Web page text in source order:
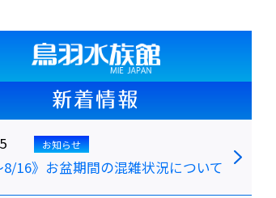
新着情報
お知らせ
8/16》お盆期間の混雑状況について